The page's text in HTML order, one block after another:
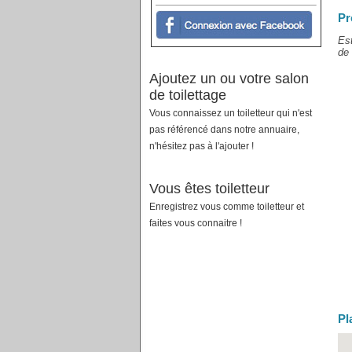
de
Ajoutez un ou votre salon
de toilettage
Vous connaissez un toiletteur qui n'est
pas référencé dans notre annuaire,
n'hésitez pas à l'ajouter !
Vous êtes toiletteur
Enregistrez vous comme toiletteur et
faites vous connaitre !